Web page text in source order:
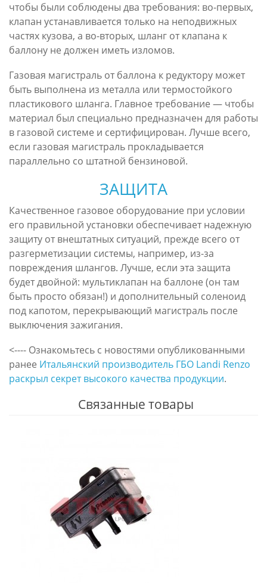
чтобы были соблюдены два требования: во-первых,
клапан устанавливается только на неподвижных
частях кузова, а во-вторых, шланг от клапана к
баллону не должен иметь изломов.
Газовая магистраль от баллона к редуктору может
быть выполнена из металла или термостойкого
пластикового шланга. Главное требование — чтобы
материал был специально предназначен для работы
в газовой системе и сертифицирован. Лучше всего,
если газовая магистраль прокладывается
параллельно со штатной бензиновой.
ЗАЩИТА
Качественное газовое оборудование при условии
его правильной установки обеспечивает надежную
защиту от внештатных ситуаций, прежде всего от
разгерметизации системы, например, из-за
повреждения шлангов. Лучше, если эта защита
будет двойной: мультиклапан на баллоне (он там
быть просто обязан!) и дополнительный соленоид
под капотом, перекрывающий магистраль после
выключения зажигания.
<---- Ознакомьтесь с новостями опубликованными
ранее Итальянский производитель ГБО Landi Renzo
раскрыл секрет высокого качества продукции.
Связанные товары